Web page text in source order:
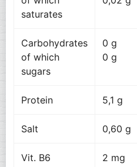
saturates
Carbohydrates
of which
sugars
0 g
0 g
Protein 5,1 g
Salt 0,60 g
Vit. B6
2 mg